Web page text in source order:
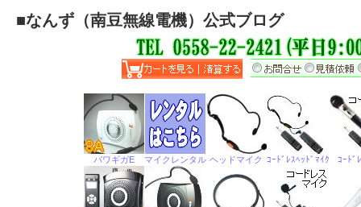
■なんず（南豆無線電機）公式ブログ